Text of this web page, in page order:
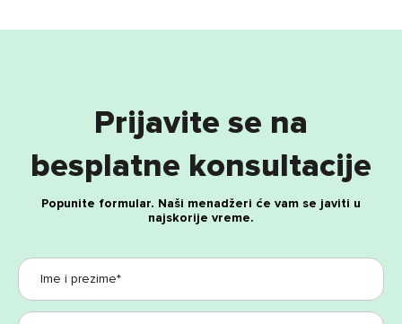
upam, ampak.
Prijavite se na
besplatne konsultacije
Popunite formular. Naši menadžeri će vam se javiti u
najskorije vreme.